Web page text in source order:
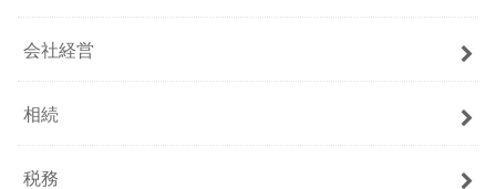
会社経営
相続
税務